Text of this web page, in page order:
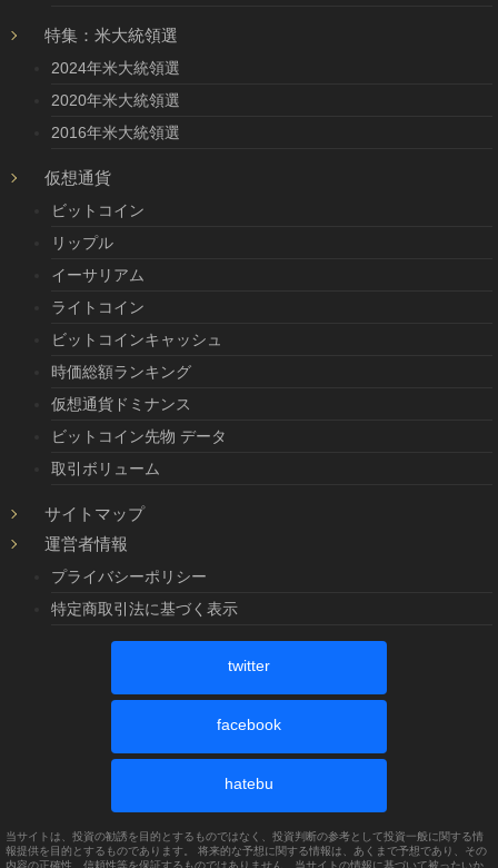
特集：米大統領選
2024年米大統領選
2020年米大統領選
2016年米大統領選
仮想通貨
ビットコイン
リップル
イーサリアム
ライトコイン
ビットコインキャッシュ
時価総額ランキング
仮想通貨ドミナンス
ビットコイン先物 データ
取引ボリューム
サイトマップ
運営者情報
プライバシーポリシー
特定商取引法に基づく表示
twitter
facebook
hatebu
当サイトは、投資の勧誘を目的とするものではなく、投資判断の参考として投資一般に関する情
報提供を目的とするものであります。 将来的な予想に関する情報は、あくまで予想であり、その
内容の正確性、信頼性等を保証するものではありません。当サイトの情報に基づいて被ったいか